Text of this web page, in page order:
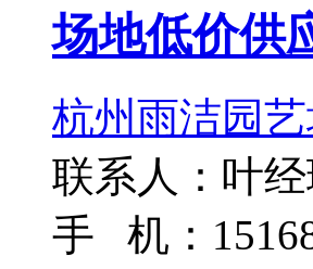
场地低价供
杭州雨洁园
联系人：叶经
手 机：